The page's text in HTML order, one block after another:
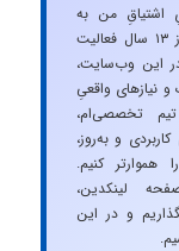
اشتیاقِ من به
دنیایِ HSE است. با بیش از ۱۳ سال فعالیت
این وب‌سایت،
نیازهای واقعیِ
تخصصی‌ام،
و به‌روز،
کنیم.
لینکدین،
و در این